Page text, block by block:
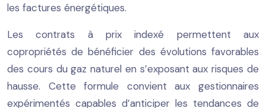
les factures énergétiques.
Les contrats à prix indexé permettent aux
copropriétés de bénéficier des évolutions favorables
des cours du gaz naturel en s’exposant aux risques de
hausse. Cette formule convient aux gestionnaires
expérimentés capables d’anticiper les tendances de